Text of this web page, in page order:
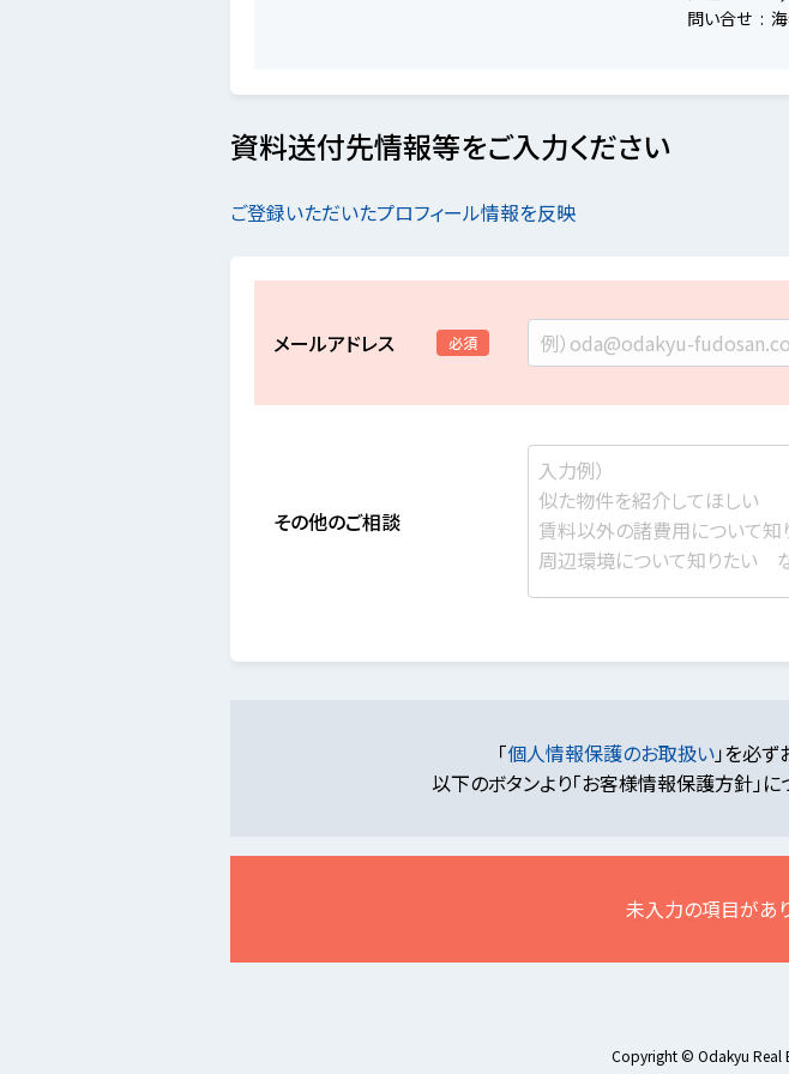
問い合せ
資料送付先情報等をご入力ください
ご登録いただいたプロフィール情報を反映
メールアドレス 必須
その他のご相談
「個人情報保護のお取扱い」を必
以下のボタンより「お客様情報保護方針」
未入力の項目があ
Copyright © Odakyu Real